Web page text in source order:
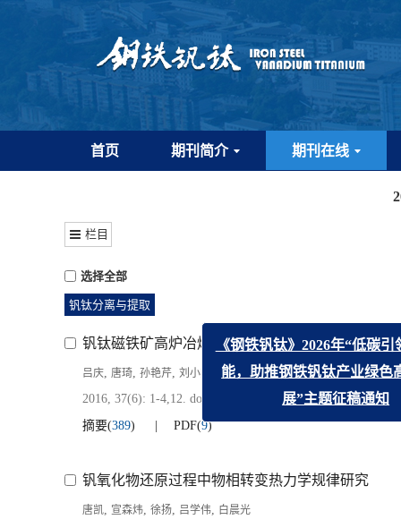
首页 期刊简介 期刊在线
栏目
选择全部
钒钛分离与提取
钒钛磁铁矿高炉冶炼的炉渣性质与钒氧化物还原关
吕庆, 唐琦, 孙艳芹, 刘小杰 郄亚娜
2016, 37(6): 1-4,12. doi:
10.7513/j.issn.1004-
摘要(389) PDF(9)
钒氧化物还原过程中物相转变热力学规律研究
唐凯, 宣森炜, 徐扬, 吕学伟, 白晨光
《钢铁钒钛》2026
能，助推钢铁钒钛